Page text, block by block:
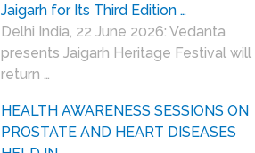
Jaigarh for Its Third Edition …
Delhi India, 22 June 2026: Vedanta
presents Jaigarh Heritage Festival will
return …
HEALTH AWARENESS SESSIONS ON
PROSTATE AND HEART DISEASES